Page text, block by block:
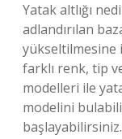
Yatak altlığı
adlandırılan
yükseltilmesine
farklı renk, tip
modelleri ile
modelini